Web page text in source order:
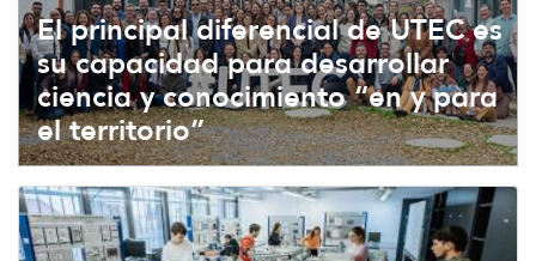
El principal diferencial de UTEC es
su capacidad para desarrollar
ciencia y conocimiento “en y para
el territorio”